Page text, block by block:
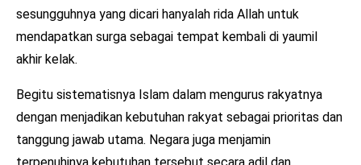
sesungguhnya yang dicari hanyalah rida Allah untuk
mendapatkan surga sebagai tempat kembali di yaumil
akhir kelak.
Begitu sistematisnya Islam dalam mengurus rakyatnya
dengan menjadikan kebutuhan rakyat sebagai prioritas dan
tanggung jawab utama. Negara juga menjamin